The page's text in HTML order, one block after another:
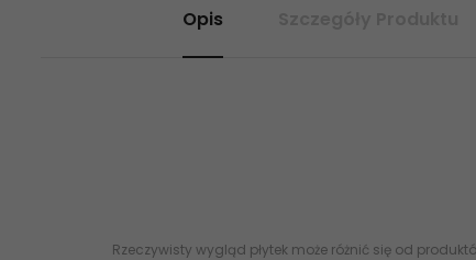
Opis
Rzeczywisty wygląd płytek może różnić się od